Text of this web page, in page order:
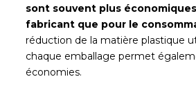
sont souvent plus
fabricant que pour le
réduction de la matière plastique
chaque emballage permet
économies.